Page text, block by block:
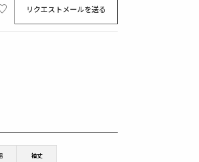
リクエストメールを送る
袖丈